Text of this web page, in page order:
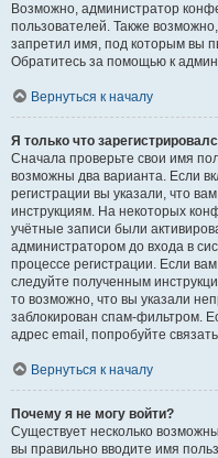
Возможно, администратор
пользователей. Также
запретил имя, под которым вы
Обратитесь за помощью к
Вернуться к началу
Я только что
Сначала проверьте свои имя
возможны два варианта. Если
регистрации вы указали, что
инструкциям. На некоторых
учётные записи были
администратором до входа в
процессе регистрации. Если
следуйте полученным
то возможно, что вы указали
заблокирован спам-фильтром.
адрес email, попробуйте
Вернуться к началу
Почему я не могу войти?
Существует несколько
вы правильно вводите имя